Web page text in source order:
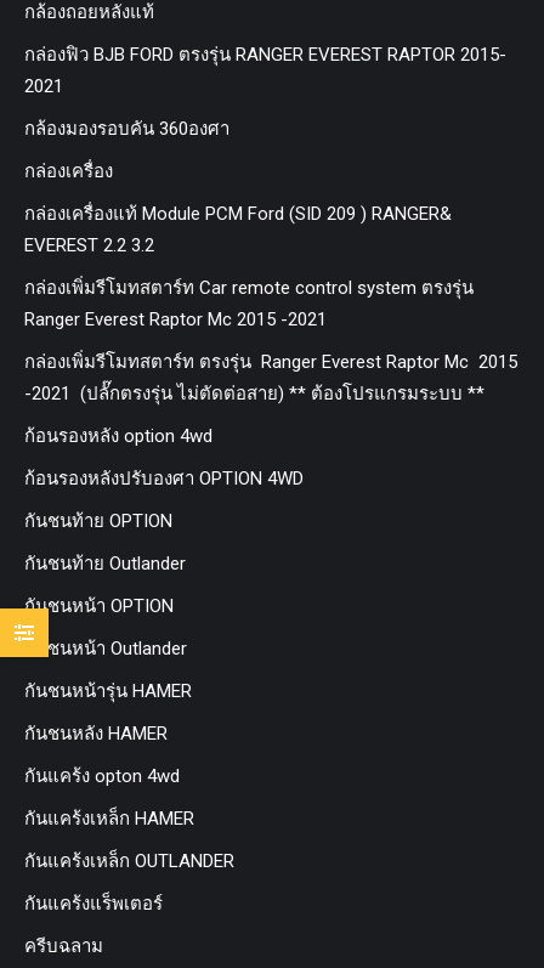
กล้องถอยหลังแท้
กล่องฟิว BJB FORD ตรงรุ่น RANGER EVEREST RAPTOR 2015-
2021
กล้องมองรอบคัน 360องศา
กล่องเครื่อง
กล่องเครื่องแท้ Module PCM Ford (SID 209 ) RANGER&
EVEREST 2.2 3.2
กล่องเพิ่มรีโมทสตาร์ท Car remote control system ตรงรุ่น
Ranger Everest Raptor Mc 2015 -2021
กล่องเพิ่มรีโมทสตาร์ท ตรงรุ่น Ranger Everest Raptor Mc 2015
-2021 (ปลั๊กตรงรุ่น ไม่ตัดต่อสาย) ** ต้องโปรแกรมระบบ **
ก้อนรองหลัง option 4wd
ก้อนรองหลังปรับองศา OPTION 4WD
กันชนท้าย OPTION
กันชนท้าย Outlander
กันชนหน้า OPTION
กันชนหน้า Outlander
กันชนหน้ารุ่น HAMER
กันชนหลัง HAMER
กันแคร้ง opton 4wd
กันแคร้งเหล็ก HAMER
กันแคร้งเหล็ก OUTLANDER
กันแคร้งแร็พเตอร์
ครีบฉลาม